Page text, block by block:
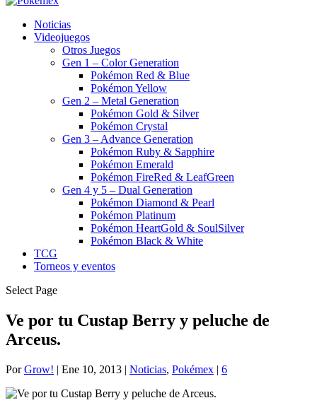
Noticias
Videojuegos
Otros Juegos
Gen 1 – Color Generation
Pokémon Red & Blue
Pokémon Yellow
Gen 2 – Metal Generation
Pokémon Gold & Silver
Pokémon Crystal
Gen 3 – Advance Generation
Pokémon Ruby & Sapphire
Pokémon Emerald
Pokémon FireRed & LeafGreen
Gen 4 y 5 – Dual Generation
Pokémon Diamond & Pearl
Pokémon Platinum
Pokémon HeartGold & SoulSilver
Pokémon Black & White
TCG
Torneos y eventos
Select Page
Ve por tu Custap Berry y peluche de
Arceus.
PorGrow! | Ene 10, 2013 | Noticias, Pokémex | 6